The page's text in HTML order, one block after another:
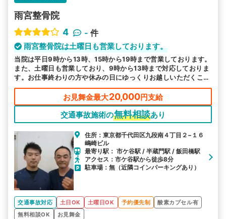
雨宮整骨院
4
- 件
雨宮整骨院は土曜日も営業しております。
当院は平日9時から13時、15時から19時まで営業しております。
また、土曜日も営業しており、9時から13時まで対応しておりま
す。お仕事終わりの方や休みの日にゆっくりお越しいただくこと
も可能です。
お見舞金最大20,000円支給
交通事故施術の無料相談あり
住所：東京都千代田区九段南４丁目２−１６
嶋崎ビル
最寄り駅： 市ケ谷駅 / 半蔵門駅 / 飯田橋駅
アクセス：市ケ谷駅から徒歩8分
駐車場：無（近隣コインパーキングあり）
交通事故対応 土日OK 土曜日OK 予約優先制
酸素カプセル有
無料相談OK
お見舞金